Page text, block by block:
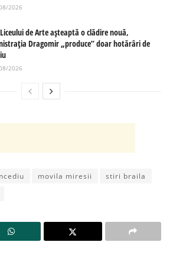
2026
de Arte așteaptă o clădire nouă,
Dragomir „produce” doar hotărâri de
2026
movila miresii
stiri braila